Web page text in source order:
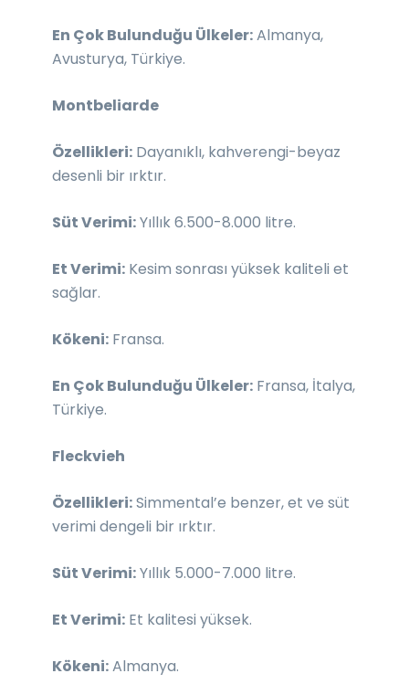
En Çok Bulunduğu Ülkeler:Almanya,
Avusturya, Türkiye.
Montbeliarde
Özellikleri: Dayanıklı, kahverengi-beyaz
desenli bir ırktır.
Süt Verimi:Yıllık 6.500-8.000 litre.
Et Verimi: Kesim sonrası yüksek kaliteli et
sağlar.
Kökeni: Fransa.
En Çok Bulunduğu Ülkeler: Fransa, İtalya,
Türkiye.
Fleckvieh
Özellikleri:Simmental’e benzer, et ve süt
verimi dengeli bir ırktır.
Süt Verimi:Yıllık 5.000-7.000 litre.
Et Verimi: Et kalitesi yüksek.
Kökeni:Almanya.